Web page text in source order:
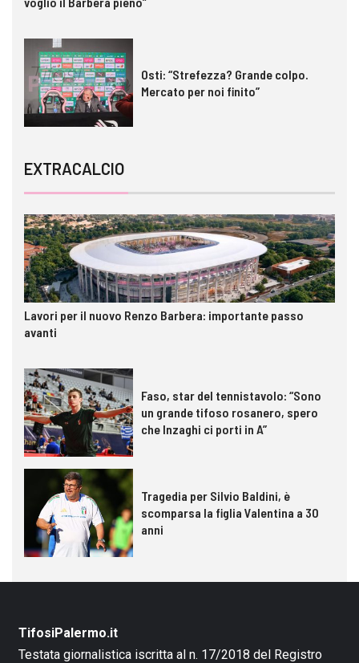
Osti: “Strefezza? Grande colpo.
Mercato per noi finito”
EXTRACALCIO
Lavori per il nuovo Renzo Barbera: importante passo
avanti
Faso, star del tennistavolo: “Sono
un grande tifoso rosanero, spero
che Inzaghi ci porti in A”
Tragedia per Silvio Baldini, è
scomparsa la figlia Valentina a 30
anni
TifosiPalermo.it
Testata giornalistica iscritta al n. 17/2018 del Registro